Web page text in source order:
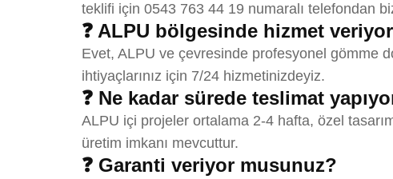
teklifi için 0543 763 44 19 numaralı telefondan
❓ ALPU bölgesinde hizmet
Evet, ALPU ve çevresinde profesyonel gömme
ihtiyaçlarınız için 7/24 hizmetinizdeyiz.
❓ Ne kadar sürede teslimat
ALPU içi projeler ortalama 2-4 hafta, özel
üretim imkanı mevcuttur.
❓ Garanti veriyor musunuz?